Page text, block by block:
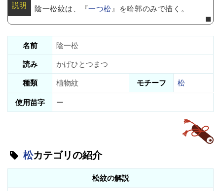
陰一松紋は、『一つ松』を輪郭のみで描く。
名前
陰一松
読み
かげひとつまつ
種類
植物紋 モチーフ
松
使用苗字
ー
松カテゴリの紹介
松紋の解説